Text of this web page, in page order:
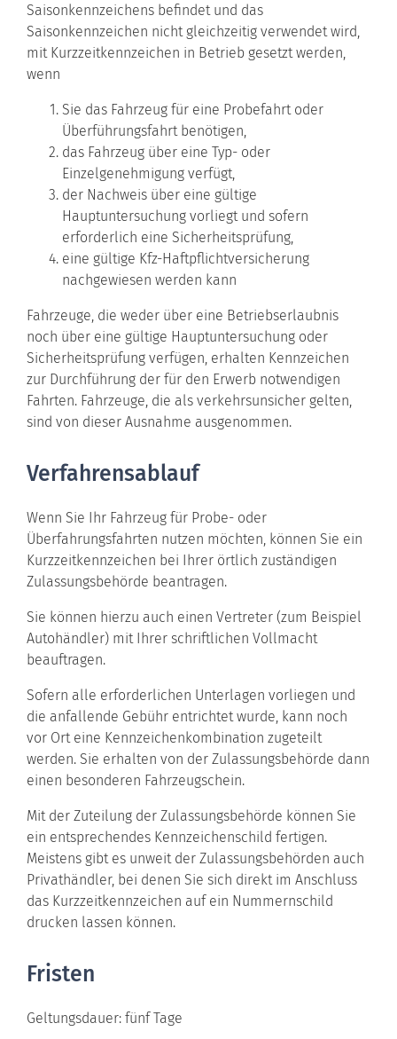
Saisonkennzeichens befindet und das
Saisonkennzeichen nicht gleichzeitig verwendet wird,
mit Kurzzeitkennzeichen in Betrieb gesetzt werden,
wenn
Sie das Fahrzeug für eine Probefahrt oder
Überführungsfahrt benötigen,
das Fahrzeug über eine Typ- oder
Einzelgenehmigung verfügt,
der Nachweis über eine gültige
Hauptuntersuchung vorliegt und sofern
erforderlich eine Sicherheitsprüfung,
eine gültige Kfz-Haftpflichtversicherung
nachgewiesen werden kann
Fahrzeuge, die weder über eine Betriebserlaubnis
noch über eine gültige Hauptuntersuchung oder
Sicherheitsprüfung verfügen, erhalten Kennzeichen
zur Durchführung der für den Erwerb notwendigen
Fahrten. Fahrzeuge, die als verkehrsunsicher gelten,
sind von dieser Ausnahme ausgenommen.
Verfahrensablauf
Wenn Sie Ihr Fahrzeug für Probe- oder
Überfahrungsfahrten nutzen möchten, können Sie ein
Kurzzeitkennzeichen bei Ihrer örtlich zuständigen
Zulassungsbehörde beantragen.
Sie können hierzu auch einen Vertreter (zum Beispiel
Autohändler) mit Ihrer schriftlichen Vollmacht
beauftragen.
Sofern alle erforderlichen Unterlagen vorliegen und
die anfallende Gebühr entrichtet wurde, kann noch
vor Ort eine Kennzeichenkombination zugeteilt
werden. Sie erhalten von der Zulassungsbehörde dann
einen besonderen Fahrzeugschein.
Mit der Zuteilung der Zulassungsbehörde können Sie
ein entsprechendes Kennzeichenschild fertigen.
Meistens gibt es unweit der Zulassungsbehörden auch
Privathändler, bei denen Sie sich direkt im Anschluss
das Kurzzeitkennzeichen auf ein Nummernschild
drucken lassen können.
Fristen
Geltungsdauer: fünf Tage